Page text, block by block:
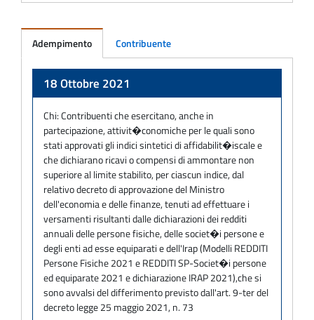
Adempimento Contribuente
18 Ottobre 2021
Chi:Contribuenti che esercitano, anche in
partecipazione, attivit�conomiche per le quali sono
stati approvati gli indici sintetici di affidabilit�iscale e
che dichiarano ricavi o compensi di ammontare non
superiore al limite stabilito, per ciascun indice, dal
relativo decreto di approvazione del Ministro
dell'economia e delle finanze, tenuti ad effettuare i
versamenti risultanti dalle dichiarazioni dei redditi
annuali delle persone fisiche, delle societ�i persone e
degli enti ad esse equiparati e dell'Irap (Modelli REDDITI
Persone Fisiche 2021 e REDDITI SP-Societ�i persone
ed equiparate 2021 e dichiarazione IRAP 2021),che si
sono avvalsi del differimento previsto dall'art. 9-ter del
decreto legge 25 maggio 2021, n. 73